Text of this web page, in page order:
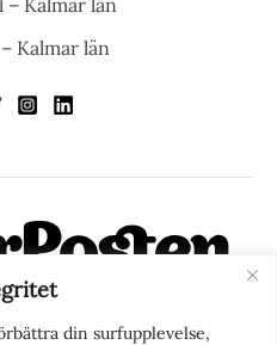
din surfupplevelse,
Kalmar län
på nätet. Med
också med blick för det större